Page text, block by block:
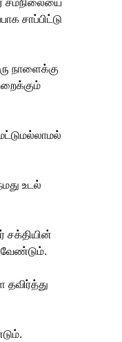
சாப்பிட்டு
நாளைக்கு
உடல்
சக்தியின்
வேண்டும்.